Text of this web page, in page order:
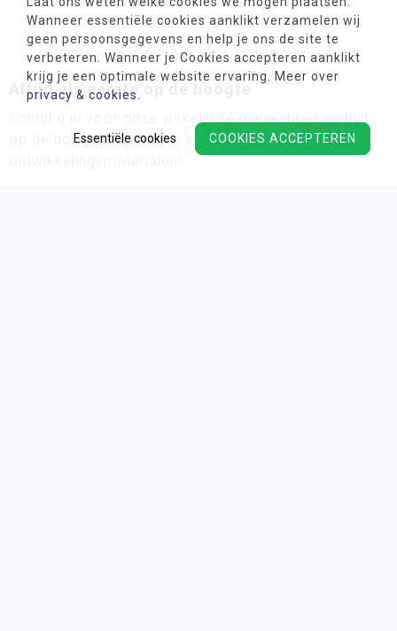
Wanneer essentiële cookies aanklikt verzamelen wij
geen persoonsgegevens en help je ons de site te
verbeteren. Wanneer je Cookies accepteren aanklikt
krijg je een optimale website ervaring. Meer over
privacy & cookies
COOKIES ACCEPTEREN
Essentiële cookies
Altijd als eerste op de hoogte
Schrijf u in voor onze wekelijkse nieuwsbrief en blijf
op de hoogte van acties en de nieuwste